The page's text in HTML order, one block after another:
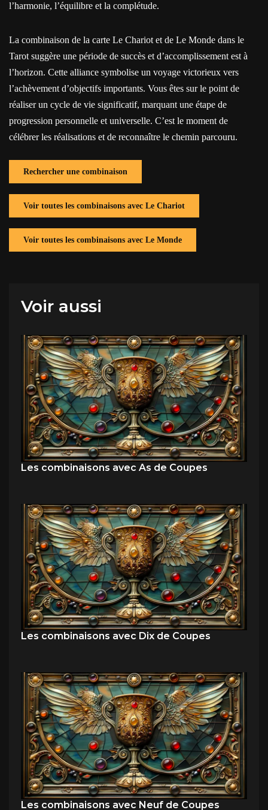
l’harmonie, l’équilibre et la complétude.
La combinaison de la carte Le Chariot et de Le Monde dans le
Tarot suggère une période de succès et d’accomplissement est à
l’horizon. Cette alliance symbolise un voyage victorieux vers
l’achèvement d’objectifs importants. Vous êtes sur le point de
réaliser un cycle de vie significatif, marquant une étape de
progression personnelle et universelle. C’est le moment de
célébrer les réalisations et de reconnaître le chemin parcouru.
Rechercher une combinaison
Voir toutes les combinaisons avec Le Chariot
Voir toutes les combinaisons avec Le Monde
Voir aussi
Les combinaisons avec As de Coupes
Les combinaisons avec Dix de Coupes
Les combinaisons avec Neuf de Coupes